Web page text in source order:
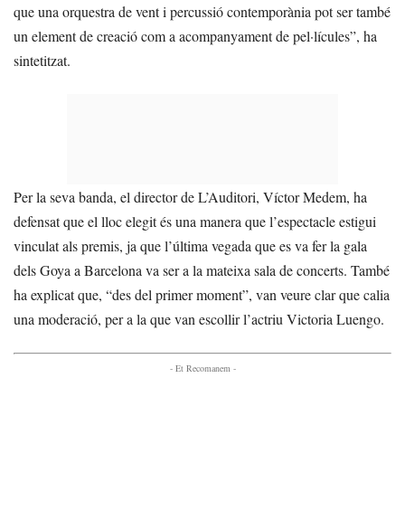
que una orquestra de vent i percussió contemporània pot ser també
un element de creació com a acompanyament de pel·lícules”, ha
sintetitzat.
Per la seva banda, el director de L’Auditori, Víctor Medem, ha
defensat que el lloc elegit és una manera que l’espectacle estigui
vinculat als premis, ja que l’última vegada que es va fer la gala
dels Goya a Barcelona va ser a la mateixa sala de concerts. També
ha explicat que, “des del primer moment”, van veure clar que calia
una moderació, per a la que van escollir l’actriu Victoria Luengo.
- Et Recomanem -